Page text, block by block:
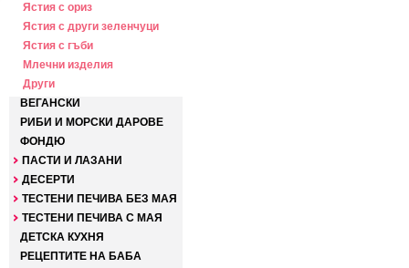
Ястия с ориз
Ястия с други зеленчуци
Ястия с гъби
Млечни изделия
Други
ВЕГАНСКИ
РИБИ И МОРСКИ ДАРОВЕ
ФОНДЮ
ПАСТИ И ЛАЗАНИ
ДЕСЕРТИ
ТЕСТЕНИ ПЕЧИВА БЕЗ МАЯ
ТЕСТЕНИ ПЕЧИВА С МАЯ
ДЕТСКА КУХНЯ
РЕЦЕПТИТЕ НА БАБА